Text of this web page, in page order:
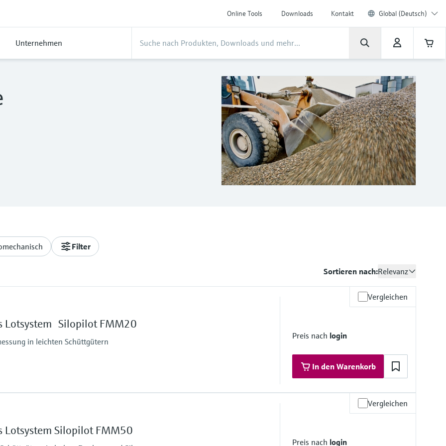
Online Tools Downloads Kontakt Global (Deutsch)
Unternehmen
Filter
Sortieren nach:Relevanz
Vergleichen
Lotsystem Silopilot FMM20
in leichten Schüttgütern
Preis nach login
In den Warenkorb
Vergleichen
Lotsystem Silopilot FMM50
Preis nach login